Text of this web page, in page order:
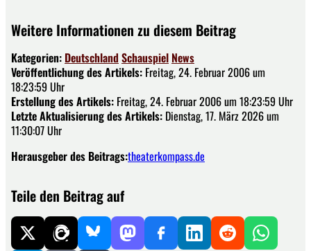
Weitere Informationen zu diesem Beitrag
Kategorien: Deutschland Schauspiel News
Veröffentlichung des Artikels: Freitag, 24. Februar 2006 um
18:23:59 Uhr
Erstellung des Artikels: Freitag, 24. Februar 2006 um 18:23:59 Uhr
Letzte Aktualisierung des Artikels: Dienstag, 17. März 2026 um
11:30:07 Uhr
Herausgeber des Beitrags:theaterkompass.de
Teile den Beitrag auf